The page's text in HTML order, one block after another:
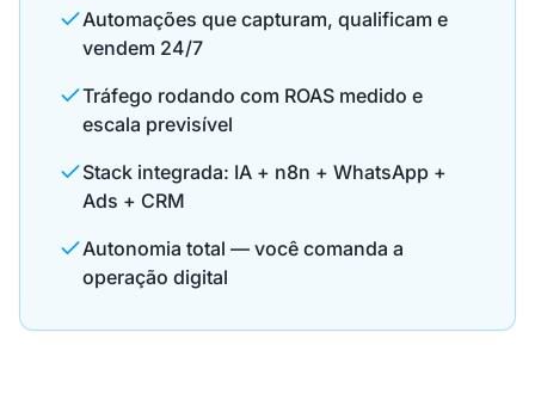
Automações que capturam, qualificam e
vendem 24/7
Tráfego rodando com ROAS medido e
escala previsível
Stack integrada: IA + n8n + WhatsApp +
Ads + CRM
Autonomia total — você comanda a
operação digital